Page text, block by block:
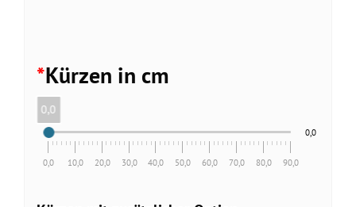
*Kürzen in cm
0,0
0,0 10,0 20,0 30,0 40,0 50,0 60,0 70,0 80,0 90,0
0,0